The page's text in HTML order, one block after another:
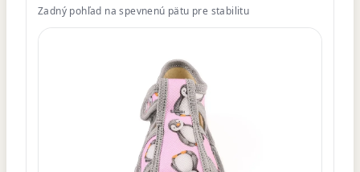
Zadný pohľad na spevnenú pätu pre stabilitu